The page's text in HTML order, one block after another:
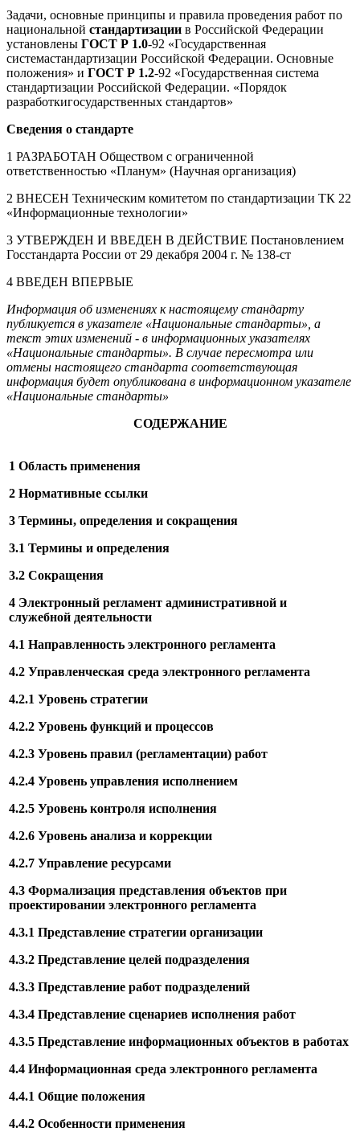
Задачи, основные принципы и правила проведения работ по
национальной стандартизации в Российской Федерации
установлены ГОСТ Р 1.0-92 «Государственная
системастандартизации Российской Федерации. Основные
положения» и ГОСТ Р 1.2-92 «Государственная система
стандартизации Российской Федерации. «Порядок
разработкигосударственных стандартов»
Сведения о стандарте
1 РАЗРАБОТАН Обществом с ограниченной
ответственностью «Планум» (Научная организация)
2 ВНЕСЕН Техническим комитетом по стандартизации ТК 22
«Информационные технологии»
3 УТВЕРЖДЕН И ВВЕДЕН В ДЕЙСТВИЕ Постановлением
Госстандарта России от 29 декабря 2004 г. № 138-ст
4 ВВЕДЕН ВПЕРВЫЕ
Информация об изменениях к настоящему стандарту
публикуется в указателе «Национальные стандарты», а
текст этих изменений - в информационных указателях
«Национальные стандарты». В случае пересмотра или
отмены настоящего стандарта соответствующая
информация будет опубликована в информационном указателе
«Национальные стандарты»
СОДЕРЖАНИЕ
1 Область применения
2 Нормативные ссылки
3 Термины, определения и сокращения
3.1 Термины и определения
3.2 Сокращения
4 Электронный регламент административной и
служебной деятельности
4.1 Направленность электронного регламента
4.2 Управленческая среда электронного регламента
4.2.1 Уровень стратегии
4.2.2 Уровень функций и процессов
4.2.3 Уровень правил (регламентации) работ
4.2.4 Уровень управления исполнением
4.2.5 Уровень контроля исполнения
4.2.6 Уровень анализа и коррекции
4.2.7 Управление ресурсами
4.3 Формализация представления объектов при
проектировании электронного регламента
4.3.1 Представление стратегии организации
4.3.2 Представление целей подразделения
4.3.3 Представление работ подразделений
4.3.4 Представление сценариев исполнения работ
4.3.5 Представление информационных объектов в работах
4.4 Информационная среда электронного регламента
4.4.1 Общие положения
4.4.2 Особенности применения